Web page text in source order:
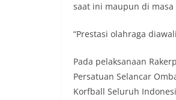
saat ini maupun di masa
“Prestasi olahraga
Pada pelaksanaan
Persatuan Selancar
Korfball Seluruh